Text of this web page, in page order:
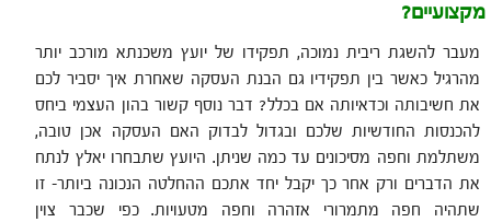
מקצועיים?
מעבר להשגת ריבית נמוכה, תפקידו של יועץ משכנתא מורכב יותר
מהרגיל כאשר בין תפקידיו גם הבנת העסקה שאחרת איך יסביר לכם
את חשיבותה וכדאיותה אם בכלל? דבר נוסף קשור בהון העצמי ביחס
להכנסות החודשיות שלכם ובגדול לבדוק האם העסקה אכן טובה,
משתלמת וחפה מסיכונים עד כמה שניתן. היועץ שתבחרו יאלץ לנתח
את הדברים ורק אחר כך יקבל יחד אתכם ההחלטה הנכונה ביותר- זו
שתהיה חפה מתמרורי אזהרה וחפה מטעויות. כפי שכבר צוין